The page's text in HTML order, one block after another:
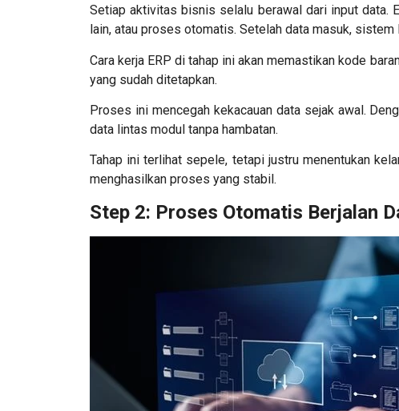
Setiap aktivitas bisnis selalu berawal dari input data.
lain, atau proses otomatis. Setelah data masuk,
Cara kerja ERP di tahap ini akan memastikan kode
yang sudah ditetapkan.
Proses ini mencegah kekacauan data sejak awal.
data lintas modul tanpa hambatan.
Tahap ini terlihat sepele, tetapi justru menentukan
menghasilkan proses yang stabil.
Step 2: Proses Otomatis Berjalan